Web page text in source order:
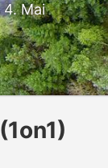
4. Mai